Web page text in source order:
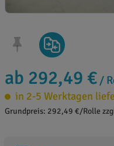
ab 292,49 € /
in 2-5 Werktagen
Grundpreis: 292,49 €/Rolle